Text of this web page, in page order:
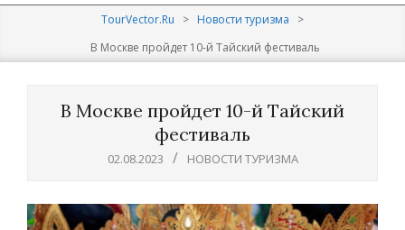
TourVector.Ru > Новости туризма
>
В Москве пройдет 10-й Тайский фестиваль
В Москве пройдет 10-й Тайский
фестиваль
02.08.2023 НОВОСТИ ТУРИЗМА